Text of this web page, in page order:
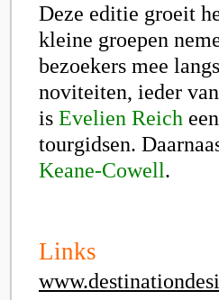
Deze editie groeit
kleine groepen
bezoekers mee
noviteiten, ieder
is Evelien Reich
tourgidsen.
Keane-Cowell.
Links